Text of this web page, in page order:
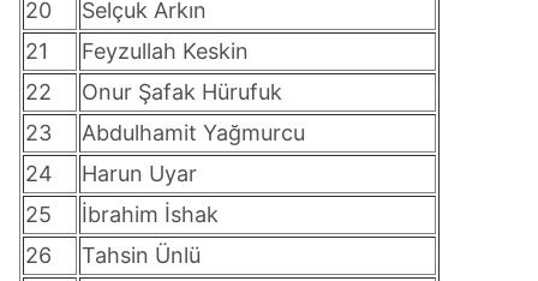
20
Selçuk Arkın
21
Feyzullah Keskin
22
Onur Şafak Hürufuk
23
Abdulhamit Yağmurcu
24
Harun Uyar
25
İbrahim İshak
26
Tahsin Ünlü